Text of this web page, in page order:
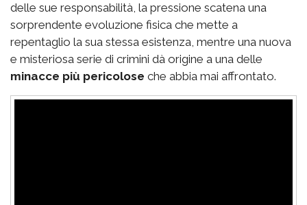
delle sue responsabilità, la pressione scatena una
sorprendente evoluzione fisica che mette a
repentaglio la sua stessa esistenza, mentre una nuova
e misteriosa serie di crimini dà origine a una delle
minacce più pericolose che abbia mai affrontato.